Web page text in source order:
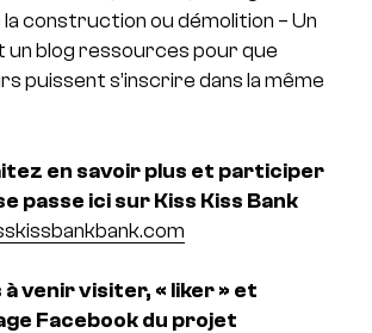
construction ou démolition – Un
blog ressources pour que
puissent s’inscrire dans la même
en savoir plus et participer
passe ici sur Kiss Kiss Bank
à venir visiter, « liker » et
Facebook du projet